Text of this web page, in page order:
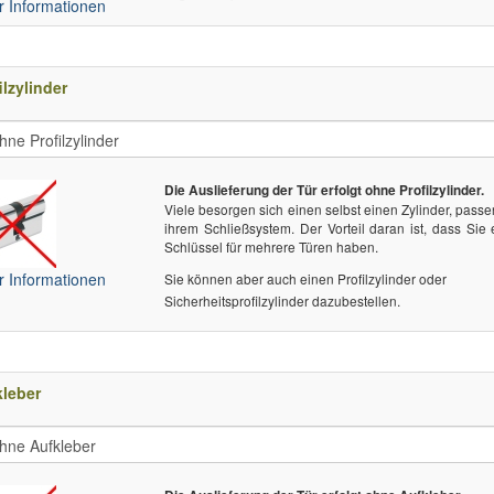
Informationen
Informationen
Die Auslieferung der Tür erfolgt ohne Profilzylinder.
Viele besorgen sich einen selbst einen Zylinder,
ihrem Schließsystem. Der Vorteil daran ist, dass Sie
Schlüssel für mehrere Türen haben.
Sie können aber auch einen Profilzylinder oder
Sicherheitsprofilzylinder dazubestellen.